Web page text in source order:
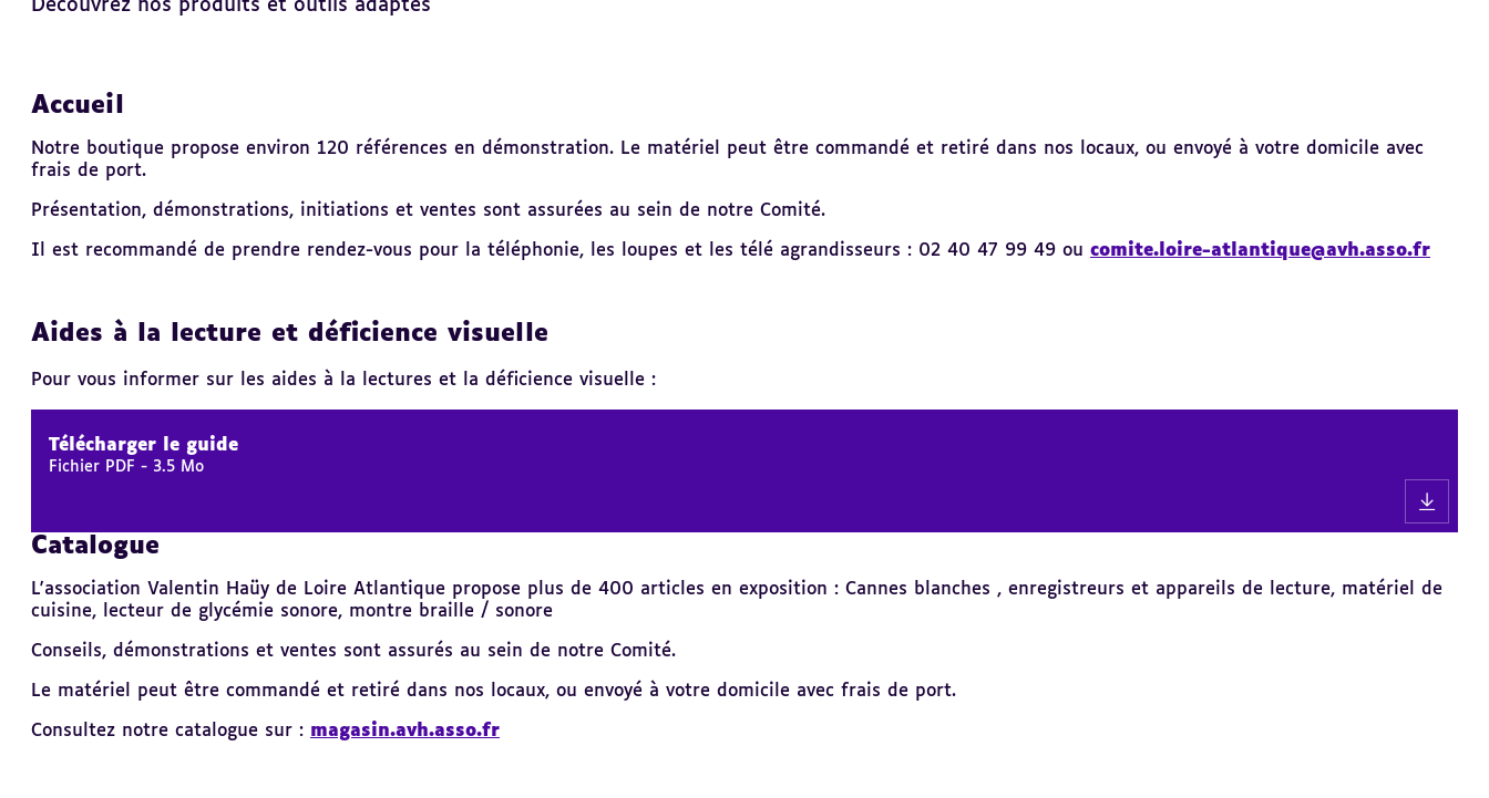
Découvrez nos produits et outils adaptés
Accueil
Notre boutique propose environ 120 références en démonstration. Le matériel peut être commandé et retiré dans nos locaux, ou envoyé à votre domicile avec
frais de port.
Présentation, démonstrations, initiations et ventes sont assurées au sein de notre Comité.
Il est recommandé de prendre rendez-vous pour la téléphonie, les loupes et les télé agrandisseurs : 02 40 47 99 49 ou comite.loire-atlantique@avh.asso.fr
Aides à la lecture et déficience visuelle
Pour vous informer sur les aides à la lectures et la déficience visuelle :
Télécharger le guide
Fichier PDF - 3.5 Mo
Revenir
sommaire
Catalogue
L'association Valentin Haüy de Loire Atlantique propose plus de 400 articles en exposition : Cannes blanches , enregistreurs et appareils de lecture, matériel de
cuisine, lecteur de glycémie sonore, montre braille / sonore
Conseils, démonstrations et ventes sont assurés au sein de notre Comité.
Le matériel peut être commandé et retiré dans nos locaux, ou envoyé à votre domicile avec frais de port.
Consultez notre catalogue sur : magasin.avh.asso.fr
Revenir
sommaire